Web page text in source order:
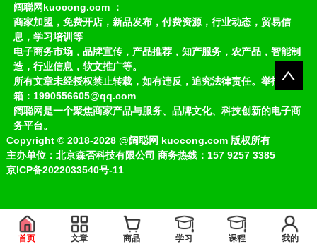
阔聪网kuocong.com ：
商家加盟，免费开店，新品发布，付费资源，行业动态，贸易信
息，学习培训等
电子商务市场，品牌宣传，产品推荐，知产服务，农产品，智能制
造，行业信息，软文推广等。
所有文章未经授权禁止转载，如有违反，追究法律责任。举报邮
箱：1990556605@qq.com
阔聪网是一个聚焦商家产品与服务、品牌文化、科技创新的电子商
务平台。
Copyright ©2018-2028 @阔聪网 kuocong.com 版权所有
主办单位：北京森否科技有限公司 商务热线：157 9257 3385
京ICP备2022033540号-11
首页 文章 商品 学习 课程 我的